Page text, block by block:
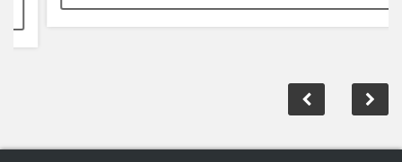
ACOMPANHEPIRAJUÍ RÁDIO CLUBE FMNAS